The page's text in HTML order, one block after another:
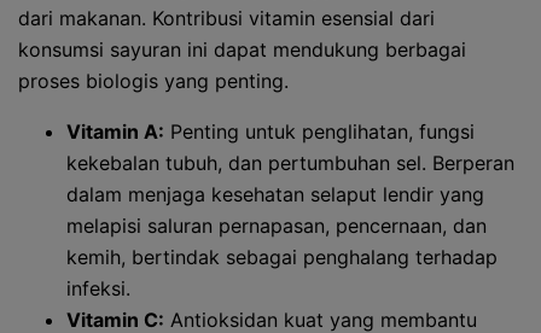
dari makanan. Kontribusi vitamin esensial dari
konsumsi sayuran ini dapat mendukung berbagai
proses biologis yang penting.
Vitamin A: Penting untuk penglihatan, fungsi
kekebalan tubuh, dan pertumbuhan sel. Berperan
dalam menjaga kesehatan selaput lendir yang
melapisi saluran pernapasan, pencernaan, dan
kemih, bertindak sebagai penghalang terhadap
infeksi.
Vitamin C: Antioksidan kuat yang membantu